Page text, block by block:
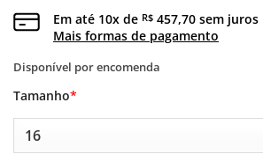
Em até 10x de R$ 457,70 sem juros
Mais formas de pagamento
Disponível por encomenda
*
Tamanho